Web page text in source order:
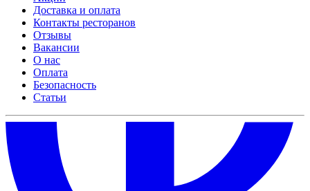
Доставка и оплата
Контакты ресторанов
Отзывы
Вакансии
О нас
Оплата
Безопасность
Статьи